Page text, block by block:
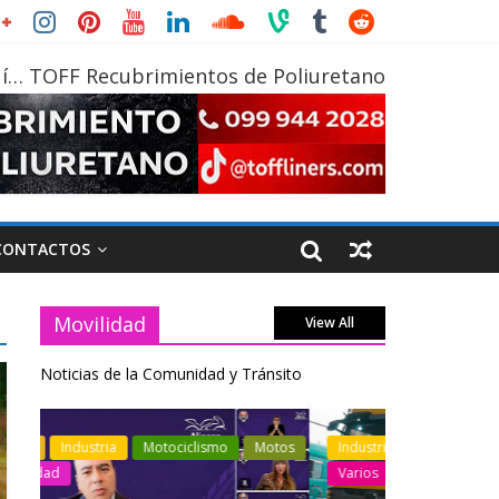
TOFF Recubrimientos de Poliuretano
Movilidad View All
Noticias de la Comunidad y Tránsito
Industria Movilidad
Transporte
Varios